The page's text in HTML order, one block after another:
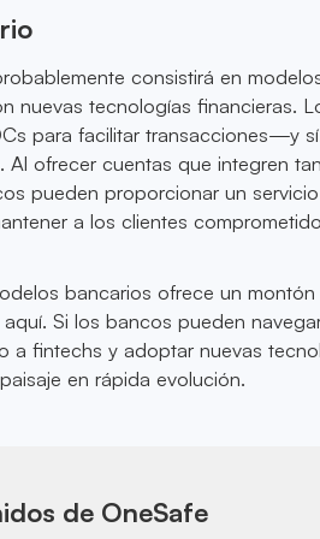
consistirá en
nuevas tecnologías financieras.
para facilitar transacciones—y
Al ofrecer cuentas que integren
pueden proporcionar un servicio
a los clientes
bancarios ofrece un
Si los bancos pueden
a fintechs y adoptar nuevas
en rápida evolución.
de OneSafe